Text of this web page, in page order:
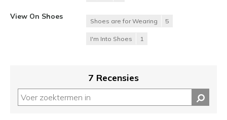
View On Shoes
Shoes are for Wearing 5
I'm Into Shoes 1
7 Recensies